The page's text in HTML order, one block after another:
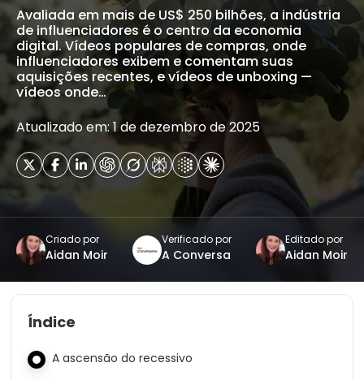
Avaliada em mais de US$ 250 bilhões, a indústria
de influenciadores é o centro da economia
digital. Vídeos populares de compras, onde
influenciadores exibem e comentam suas
aquisições recentes, e vídeos de unboxing —
vídeos onde…
Atualizado em: 1 de dezembro de 2025
Criado por
Aidan Moir
Verificado por
A Conversa
Editado por
Aidan Moir
Índice
A ascensão do recessivo